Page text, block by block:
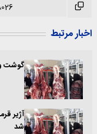
اخبار مرتبط
گوشت وارداتی ۳۰
آژیر
شد